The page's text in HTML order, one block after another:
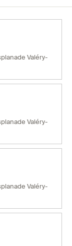
Valéry-
Valéry-
Valéry-